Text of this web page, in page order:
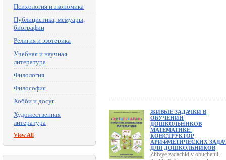
Психология и экономика
Публицистика, мемуары,
биографии
Религия и эзотерика
Учебная и научная
литература
Филология
Философия
Хобби и досуг
Художественная
литература
View All
ЖИВЫЕ ЗАДАЧКИ В
ОБУЧЕНИИ
ДОШКОЛЬНИКОВ
МАТЕМАТИКЕ.
КОНСТРУКТОР
АРИФМЕТИЧЕСКИХ
ДЛЯ ДОШКОЛЬНИКОВ
Zhivye zadachki v obuchenii